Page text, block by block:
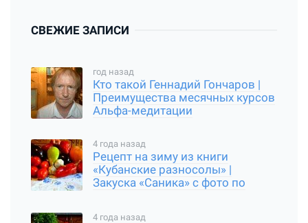
СВЕЖИЕ ЗАПИСИ
год назад
Кто такой Геннадий Гончаров |
Преимущества месячных курсов
Альфа-медитации
4 года назад
Рецепт на зиму из книги
«Кубанские разносолы» |
Закуска «Саника» с фото по
4 года назад